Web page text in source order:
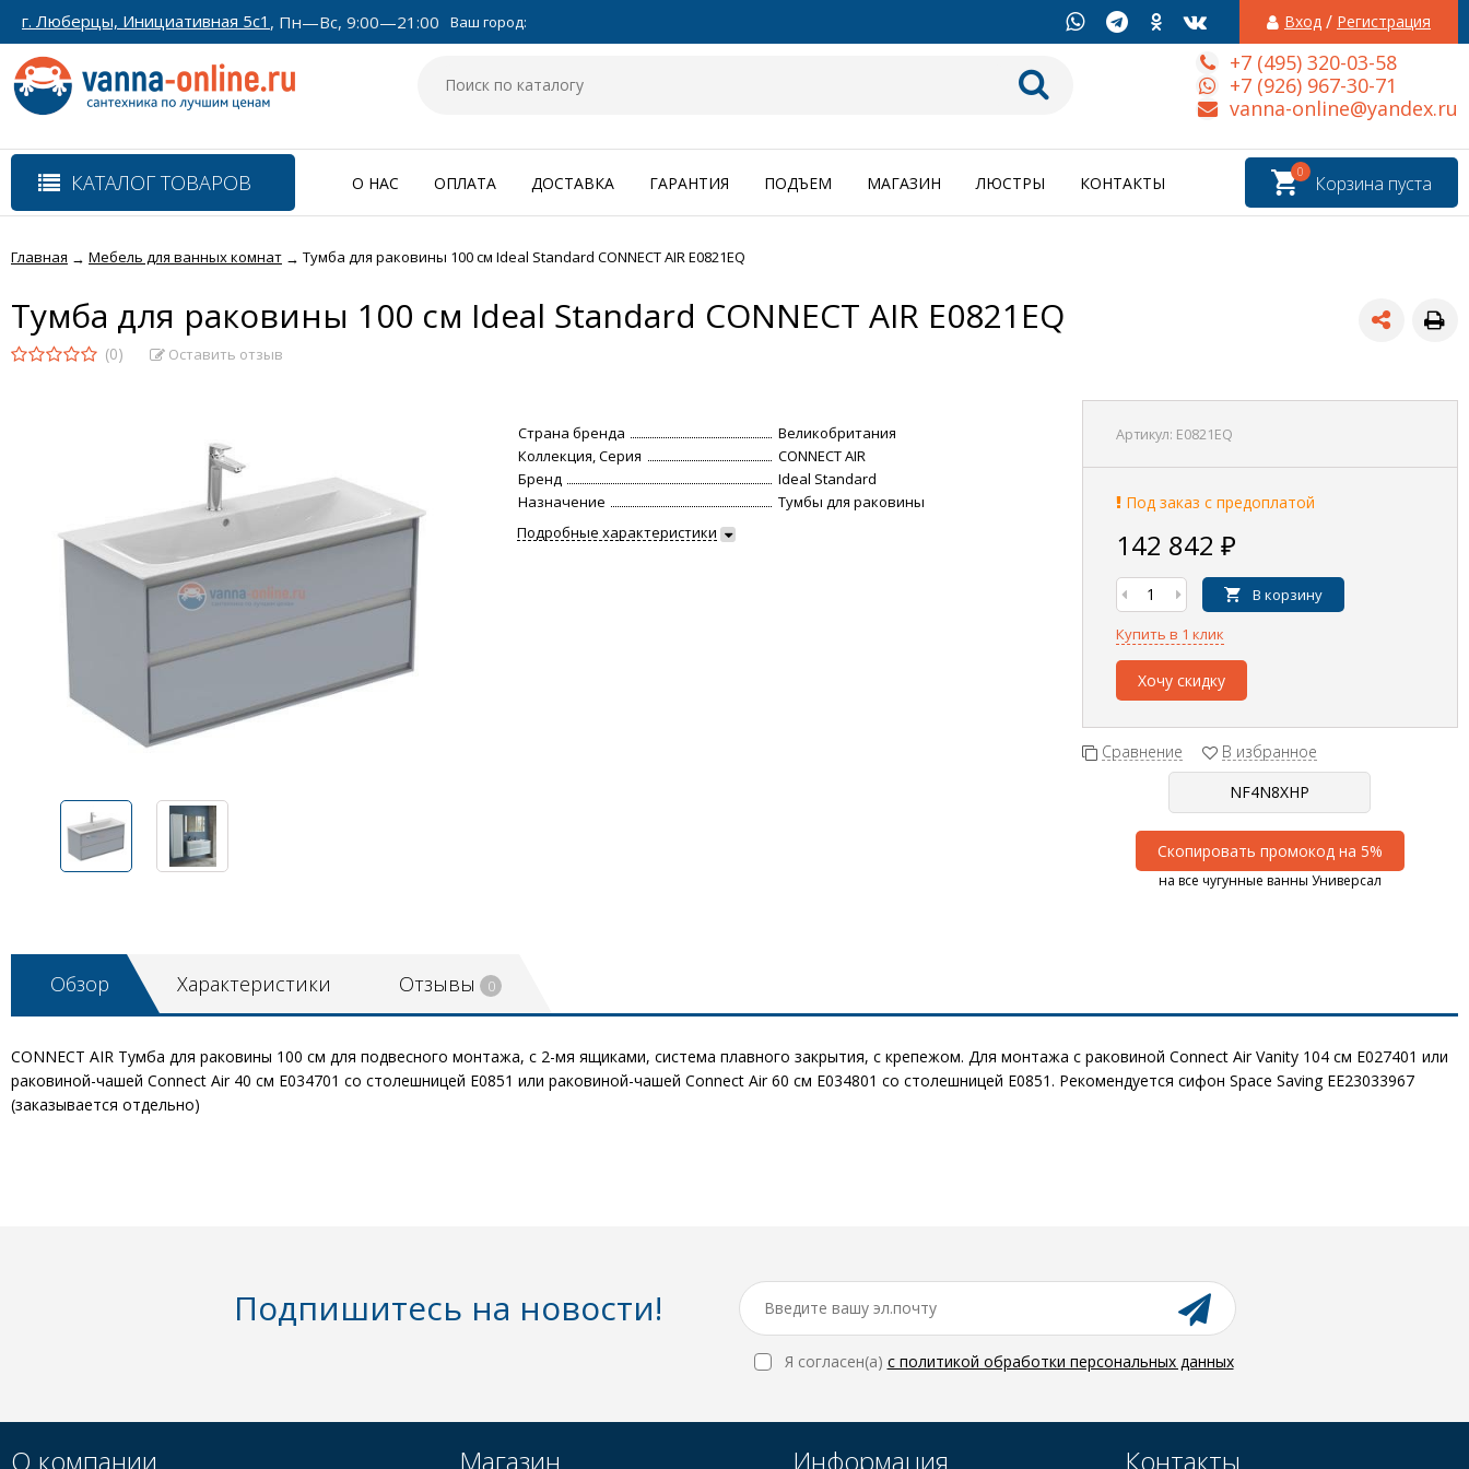
г. Люберцы, Инициативная 5с1 , Пн—Вс, 9:00—21:00 Ваш город: Вход / Регистрация
+7 (495) 320-03-58
+7 (926) 967-30-71
vanna-online@yandex.ru
КАТАЛОГ ТОВАРОВ Корзина пуста
0
О НАС ОПЛАТА ДОСТАВКА ГАРАНТИЯ ПОДЪЕМ МАГАЗИН ЛЮСТРЫ КОНТАКТЫ
Главная → Мебель для ванных комнат → Тумба для раковины 100 см Ideal Standard CONNECT AIR E0821EQ
Тумба для раковины 100 см Ideal Standard CONNECT AIR E0821EQ
(0) Оставить отзыв
Артикул: E0821EQ
Под заказ с предоплатой
142 842 ₽
В корзину
Купить в 1 клик
Хочу скидку
Сравнение В избранное
Скопировать промокод на 5%
на все чугунные ванны Универсал
Страна бренда
Великобритания
Коллекция, Серия
CONNECT AIR
Бренд
Ideal Standard
Назначение
Тумбы для раковины
Подробные характеристики
Обзор Характеристики Отзывы 0
CONNECT AIR Тумба для раковины 100 см для подвесного монтажа, с 2-мя ящиками, система плавного закрытия, с крепежом. Для монтажа с раковиной Connect Air Vanity 104 см E027401 или
раковиной-чашей Connect Air 40 см E034701 со столешницей E0851 или раковиной-чашей Connect Air 60 см E034801 со столешницей E0851. Рекомендуется сифон Space Saving EE23033967
(заказывается отдельно)
Подпишитесь на новости!
Я согласен(a) с политикой обработки персональных данных
О компании Магазин Информация Контакты